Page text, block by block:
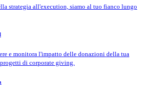
strategia all'execution, siamo al tuo fianco lungo
e monitora l'impatto delle donazioni della tua
di corporate giving.